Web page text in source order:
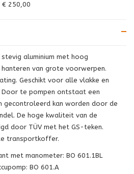
€ 250,00
aluminium met hoog
van grote voorwerpen.
Geschikt voor alle vlakke en
Door te pompen ontstaat een
gecontroleerd kan worden door de
De hoge kwaliteit van de
door TÜV met het GS-teken.
transportkoffer.
met manometer: BO 601.1BL
BO 601.A